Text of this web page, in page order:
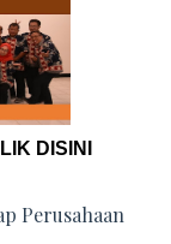
DISINI
Perusahaan